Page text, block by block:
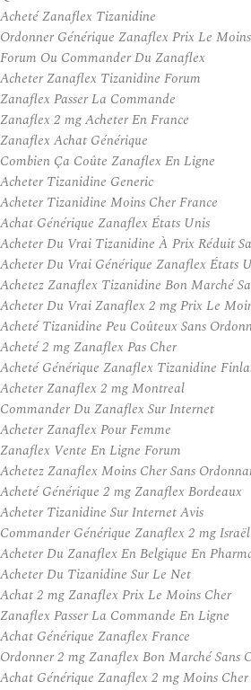
Acheté Zanaflex Tizanidine
Ordonner Générique Zanaflex Prix Le
Forum Ou Commander Du Zanaflex
Acheter Zanaflex Tizanidine Forum
Zanaflex Passer La Commande
Zanaflex 2 mg Acheter En France
Zanaflex Achat Générique
Combien Ça Coûte Zanaflex En Ligne
Acheter Tizanidine Generic
Acheter Tizanidine Moins Cher France
Achat Générique Zanaflex États Unis
Acheter Du Vrai Tizanidine À Prix Réduit
Acheter Du Vrai Générique Zanaflex États
Achetez Zanaflex Tizanidine Bon Marché
Acheter Du Vrai Zanaflex 2 mg Prix Le
Acheté Tizanidine Peu Coûteux Sans
Acheté 2 mg Zanaflex Pas Cher
Acheté Générique Zanaflex Tizanidine
Acheter Zanaflex 2 mg Montreal
Commander Du Zanaflex Sur Internet
Acheter Zanaflex Pour Femme
Zanaflex Vente En Ligne Forum
Achetez Zanaflex Moins Cher Sans
Acheté Générique 2 mg Zanaflex Bordeaux
Acheter Tizanidine Sur Internet Avis
Commander Générique Zanaflex 2 mg Israël
Acheter Du Zanaflex En Belgique En
Acheter Du Tizanidine Sur Le Net
Achat 2 mg Zanaflex Prix Le Moins Cher
Zanaflex Passer La Commande En Ligne
Achat Générique Zanaflex France
Ordonner 2 mg Zanaflex Bon Marché Sans
Achat Générique Zanaflex 2 mg Moins Cher